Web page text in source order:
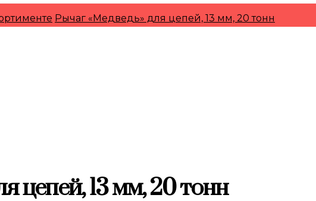
Рычаг «Медведь» для цепей, 13 мм, 20 тонн
цепей, 13 мм, 20 тонн